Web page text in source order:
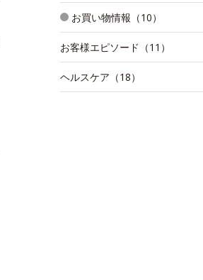
お買い物情報（10）
お客様エピソード（11）
ヘルスケア（18）